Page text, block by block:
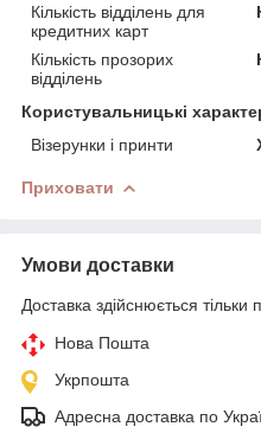
Кількість відділень для
кредитних карт
Кількість прозорих
відділень
Користувальницькі
Візерунки і принти
Приховати
Умови доставки
Доставка здійснюється тільки
Нова Пошта
Укрпошта
Адресна доставка по